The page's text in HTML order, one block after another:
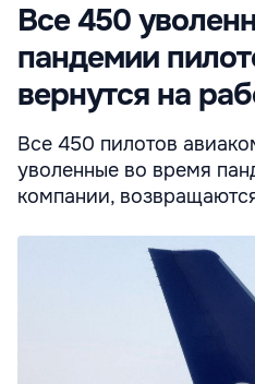
Все 450
пандемии
вернутся на
Все 450 пилотов
уволенные во время
компании,